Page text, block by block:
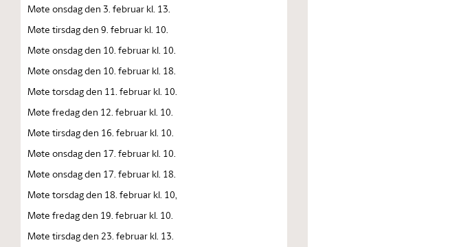
Møte onsdag den 3. februar kl. 13.
Møte tirsdag den 9. februar kl. 10.
Møte onsdag den 10. februar kl. 10.
Møte onsdag den 10. februar kl. 18.
Møte torsdag den 11. februar kl. 10.
Møte fredag den 12. februar kl. 10.
Møte tirsdag den 16. februar kl. 10.
Møte onsdag den 17. februar kl. 10.
Møte onsdag den 17. februar kl. 18.
Møte torsdag den 18. februar kl. 10,
Møte fredag den 19. februar kl. 10.
Møte tirsdag den 23. februar kl. 13.